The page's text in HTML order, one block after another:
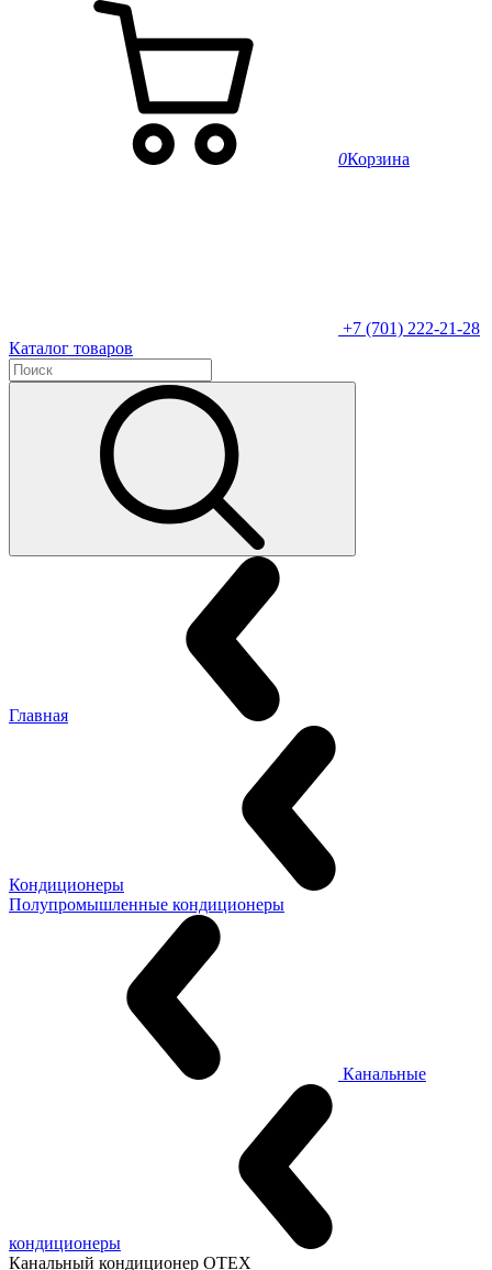
0Корзина
+7 (701) 222-21-28
Каталог товаров
Главная
Кондиционеры
Полупромышленные кондиционеры
Канальные
кондиционеры
Канальный кондиционер OTEX